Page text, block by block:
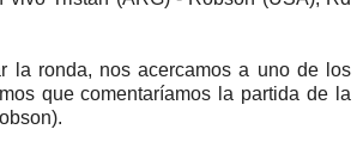
la ronda, nos acercamos a uno de los
que comentaríamos la partida de la